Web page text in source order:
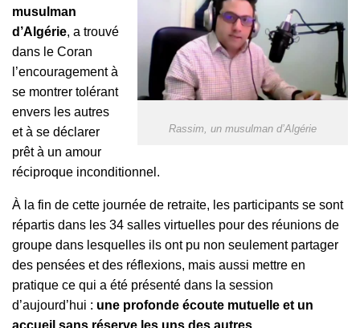
Rassim, un musulman d’Algérie
musulman
d’Algérie, a trouvé
dans le Coran
l’encouragement à
se montrer tolérant
envers les autres
et à se déclarer
prêt à un amour
réciproque inconditionnel.
À la fin de cette journée de retraite, les participants se sont
répartis dans les 34 salles virtuelles pour des réunions de
groupe dans lesquelles ils ont pu non seulement partager
des pensées et des réflexions, mais aussi mettre en
pratique ce qui a été présenté dans la session
d’aujourd’hui : une profonde écoute mutuelle et un